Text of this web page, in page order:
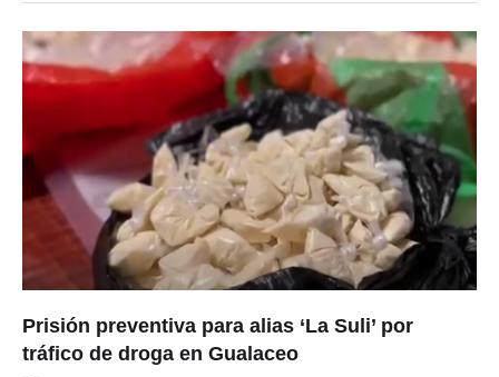
Prisión preventiva para alias ‘La Suli’ por
tráfico de droga en Gualaceo